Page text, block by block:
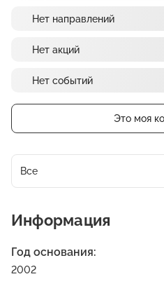
Нет направлений
Нет акций
Нет событий
Это моя
Все
Информация
Год основания:
2002